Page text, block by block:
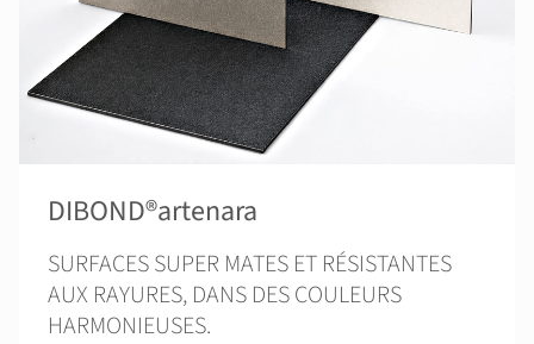
DIBOND®artenara
SURFACES SUPER MATES ET RÉSISTANTES
AUX RAYURES, DANS DES COULEURS
HARMONIEUSES.